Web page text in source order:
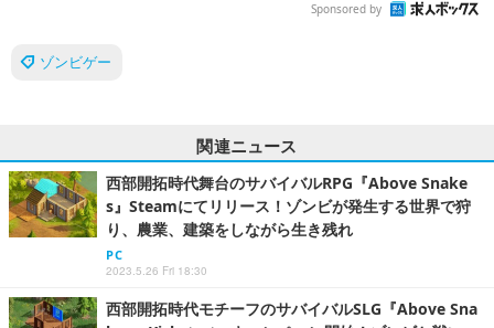
Sponsored by
ゾンビゲー
関連ニュース
西部開拓時代舞台のサバイバルRPG『Above Snake
s』Steamにてリリース！ゾンビが発生する世界で狩
り、農業、建築をしながら生き残れ
PC
2023.5.26 Fri 18:30
西部開拓時代モチーフのサバイバルSLG『Above Sna